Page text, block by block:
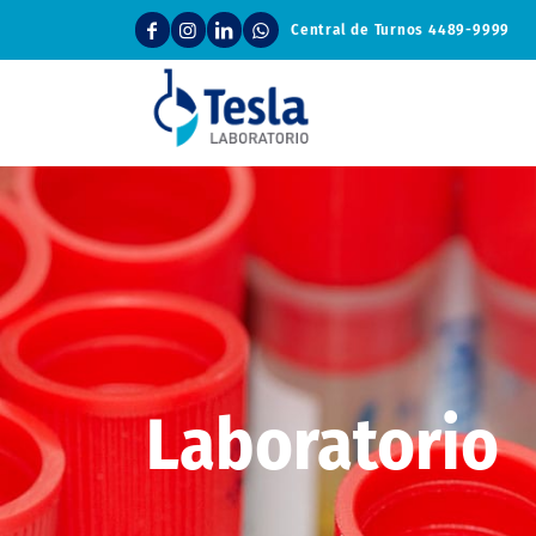
Central de Turnos4489-9999
Laboratorio